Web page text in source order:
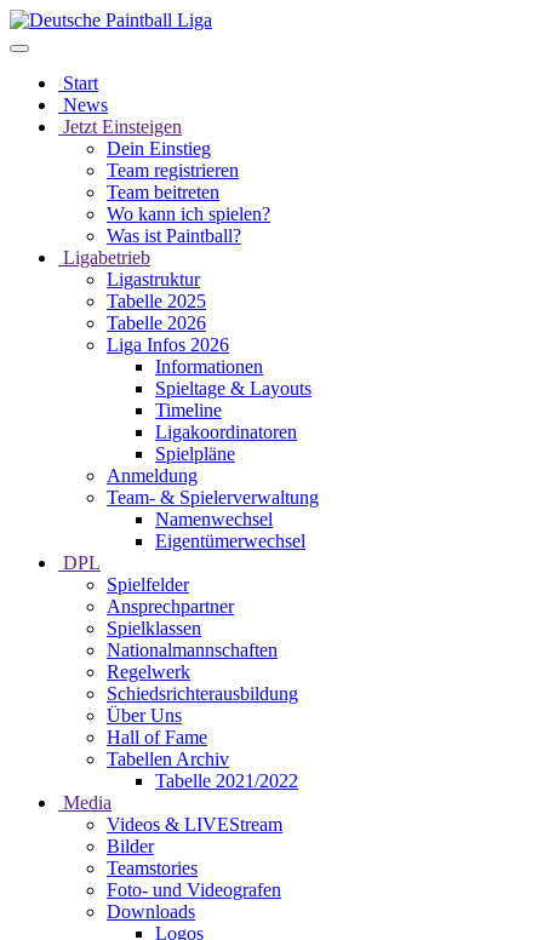
Start
News
Jetzt Einsteigen
Dein Einstieg
Team registrieren
Team beitreten
Wo kann ich spielen?
Was ist Paintball?
Ligabetrieb
Ligastruktur
Tabelle 2025
Tabelle 2026
Liga Infos 2026
Informationen
Spieltage & Layouts
Timeline
Ligakoordinatoren
Spielpläne
Anmeldung
Team- & Spielerverwaltung
Namenwechsel
Eigentümerwechsel
DPL
Spielfelder
Ansprechpartner
Spielklassen
Nationalmannschaften
Regelwerk
Schiedsrichterausbildung
Über Uns
Hall of Fame
Tabellen Archiv
Tabelle 2021/2022
Media
Videos & LIVEStream
Bilder
Teamstories
Foto- und Videografen
Downloads
Logos